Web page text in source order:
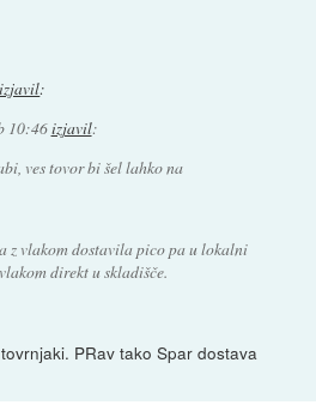
izjavil:
10:46izjavil:
ves tovor bi šel lahko na
z vlakom dostavila pico pa u lokalni
direkt u skladišče.
PRav tako Spar dostava